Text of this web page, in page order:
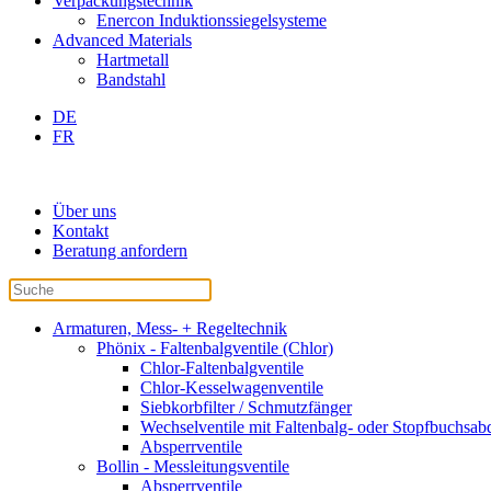
Enercon Induktionssiegelsysteme
Advanced Materials
Hartmetall
Bandstahl
DE
FR
Über uns
Kontakt
Beratung anfordern
Armaturen, Mess- + Regeltechnik
Phönix - Faltenbalgventile (Chlor)
Chlor-Faltenbalgventile
Chlor-Kesselwagenventile
Siebkorbfilter / Schmutzfänger
Wechselventile mit Faltenbalg- oder
Absperrventile
Bollin - Messleitungsventile
Absperrventile